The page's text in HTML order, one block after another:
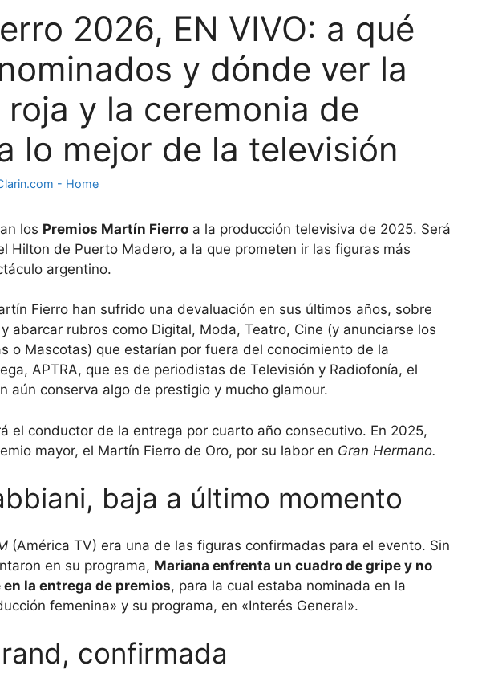
2026, EN VIVO: a qué
y dónde ver la
y la ceremonia de
lo mejor de la televisión
- Home
los Premios Martín Fierro a la producción televisiva de 2025. Será
Hilton de Puerto Madero, a la que prometen ir las figuras más
argentino.
Fierro han sufrido una devaluación en sus últimos años, sobre
abarcar rubros como Digital, Moda, Teatro, Cine (y anunciarse los
o Mascotas) que estarían por fuera del conocimiento de la
APTRA, que es de periodistas de Televisión y Radiofonía, el
aún conserva algo de prestigio y mucho glamour.
el conductor de la entrega por cuarto año consecutivo. En 2025,
mayor, el Martín Fierro de Oro, por su labor en Gran Hermano.
baja a último momento
(América TV) era una de las figuras confirmadas para el evento. Sin
en su programa, Mariana enfrenta un cuadro de gripe y no
la entrega de premios, para la cual estaba nominada en la
femenina» y su programa, en «Interés General».
confirmada